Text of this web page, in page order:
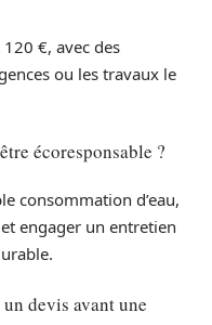
€, avec des
ou les travaux le
écoresponsable ?
consommation d’eau,
engager un entretien
devis avant une